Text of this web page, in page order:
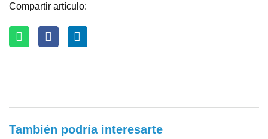
Compartir artículo:
También podría interesarte